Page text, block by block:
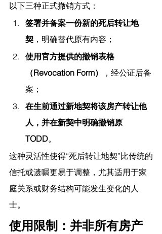
以下三种正式撤销方式：
签署并备案一份新的死后转让地
契 ，明确替代原有内容；
使用官方提供的撤销表格
（Revocation Form）
，经公证后备
案；
在生前通过新地契将该房产转让他
人，并在新契中明确撤销原
TODD。
这种灵活性使得“死后转让地契”比传统的
信托或遗嘱更易于调整，尤其适用于家
庭关系或财务结构可能发生变化的人
士。
使用限制：并非所有房产